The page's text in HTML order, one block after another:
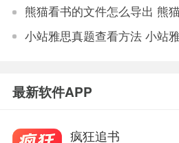
熊猫看书的文件怎么导出 熊
小站雅思真题查看方法 小站
最新软件APP
疯狂追书